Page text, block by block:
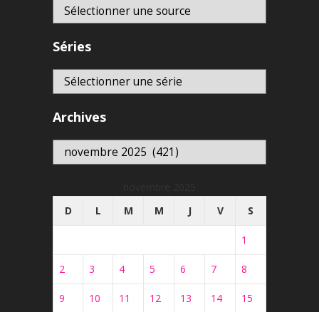
Séries
Archives
Archives
D
L M M J V S
1
2 3 4 5 6 7 8
9 10 11 12 13 14 15